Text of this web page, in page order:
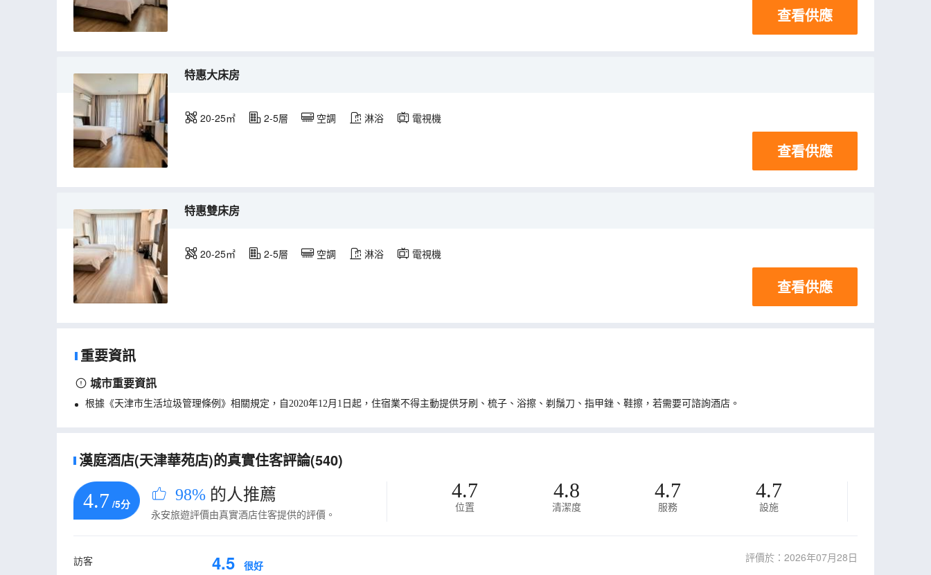
查看供應
特惠大床房
20-25㎡ 2-5層 空調 淋浴 電視機
查看供應
特惠雙床房
20-25㎡ 2-5層 空調 淋浴 電視機
查看供應
重要資訊
城市重要資訊
根據《天津市生活垃圾管理條例》相關規定，自2020年12月1日起，住宿業不得主動提供牙刷、梳子、浴擦、剃鬚刀、指甲銼、鞋擦，若需要可諮詢酒店。
漢庭酒店(天津華苑店)的真實住客評論(540)
4.7 /5分 98% 的人推薦
永安旅遊評價由真實酒店住客提供的評價。
4.7
位置
4.8
清潔度
4.7
服務
4.7
設施
訪客
4.5 很好
評價於：2026年07月28日